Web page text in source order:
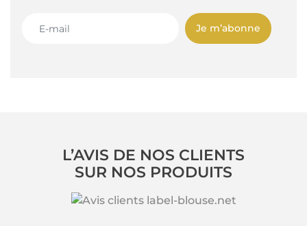
Je m’abonne
L’AVIS DE NOS CLIENTS
SUR NOS PRODUITS